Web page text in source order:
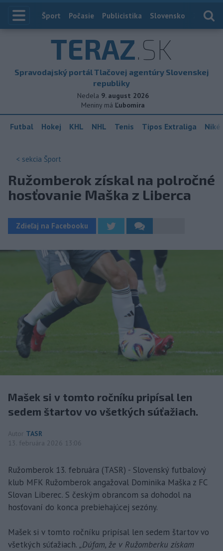
Index
Šport Počasie Publicistika Slovensko
TERAZ.SK
Spravodajský portál Tlačovej agentúry Slovenskej
republiky
Nedela 9. august 2026
Meniny má Ľubomíra
Futbal Hokej KHL NHL Tenis Tipos Extraliga
< sekcia Šport
Ružomberok získal na polročné
hosťovanie Maška z Liberca
Zdieľaj na Facebooku
Mašek si v tomto ročníku pripísal len
sedem štartov vo všetkých súťažiach.
Autor TASR
13. februára 2026 13:06
Ružomberok 13. februára (TASR) - Slovenský futbalový
klub MFK Ružomberok angažoval Dominika Maška z FC
Slovan Liberec. S českým obrancom sa dohodol na
hosťovaní do konca prebiehajúcej sezóny.
Mašek si v tomto ročníku pripísal len sedem štartov vo
všetkých súťažiach. „Dúfam, že v Ružomberku získam